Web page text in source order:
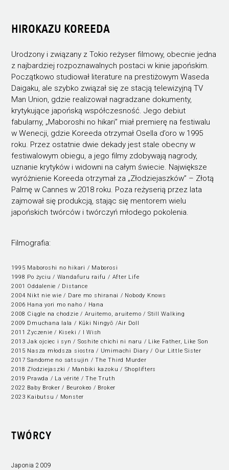
TWÓRCY
Japonia 2009
HIROKAZU KOREEDA
Urodzony i związany z Tokio reżyser filmowy, obecnie jedna
z najbardziej rozpoznawalnych postaci w kinie japońskim.
Początkowo studiował literature na prestiżowym Waseda
Daigaku, ale szybko związał się ze stacją telewizyjną TV
Man Union, gdzie realizował nagradzane dokumenty,
krytykujące japońską współczesność. Jego debiut
fabularny, „Maboroshi no hikari” miał premierę na festiwalu
w Wenecji, gdzie Koreeda otrzymał Osella d’oro w 1995
roku. Przez ostatnie dwie dekady jest stale obecny w
festiwalowym obiegu, a jego filmy zdobywają nagrody,
uznanie krytyków i widowni na całym świecie. Największe
wyróżnienie Koreeda otrzymał za „Złodziejaszków” – Złotą
Palmę w Cannes w 2018 roku. Poza reżyserią przez lata
zajmował się produkcją, stając się mentorem wielu
japońskich twórców i twórczyń młodego pokolenia.
Filmografia:
1995 Maboroshi no hikari / Maborosi
1998 Po życiu / Wandafuru raifu / After Life
2001 Oddalenie / Distance
2004 Nikt nie wie / Dare mo shiranai / Nobody Knows
2006 Hana yori mo naho / Hana
2008 Ciągle na chodzie / Aruitemo, aruitemo / Still Walking
2009 Dmuchana lala / Kūki Ningyō /Air Doll
2011 Życzenie / Kiseki / I Wish
2013 Jak ojciec i syn / Soshite chichi ni naru / Like Father, Like Son
2015 Nasza młodsza siostra / Umimachi Diary / Our Little Sister
2017 Sandome no satsujin / The Third Murder
2018 Złodziejaszki / Manbiki kazoku / Shoplifters
2019 Prawda / La vérité / The Truth
2022 Baby Broker / Beurokeo / Broker
2023 Kaibutsu / Monster